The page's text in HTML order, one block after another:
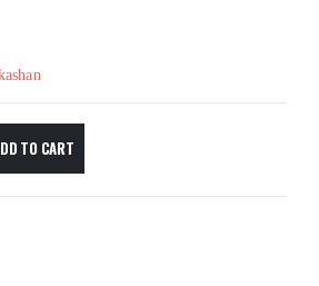
TO CART